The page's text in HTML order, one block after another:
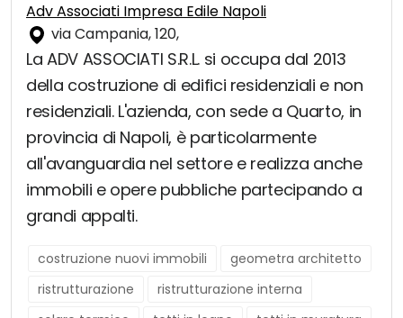
Adv Associati Impresa Edile Napoli
via Campania, 120,
La ADV ASSOCIATI S.R.L. si occupa dal 2013
della costruzione di edifici residenziali e non
residenziali. L'azienda, con sede a Quarto, in
provincia di Napoli, è particolarmente
all'avanguardia nel settore e realizza anche
immobili e opere pubbliche partecipando a
grandi appalti.
costruzione nuovi immobili
geometra architetto
ristrutturazione
ristrutturazione interna